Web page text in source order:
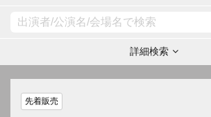
詳細検索
先着販売